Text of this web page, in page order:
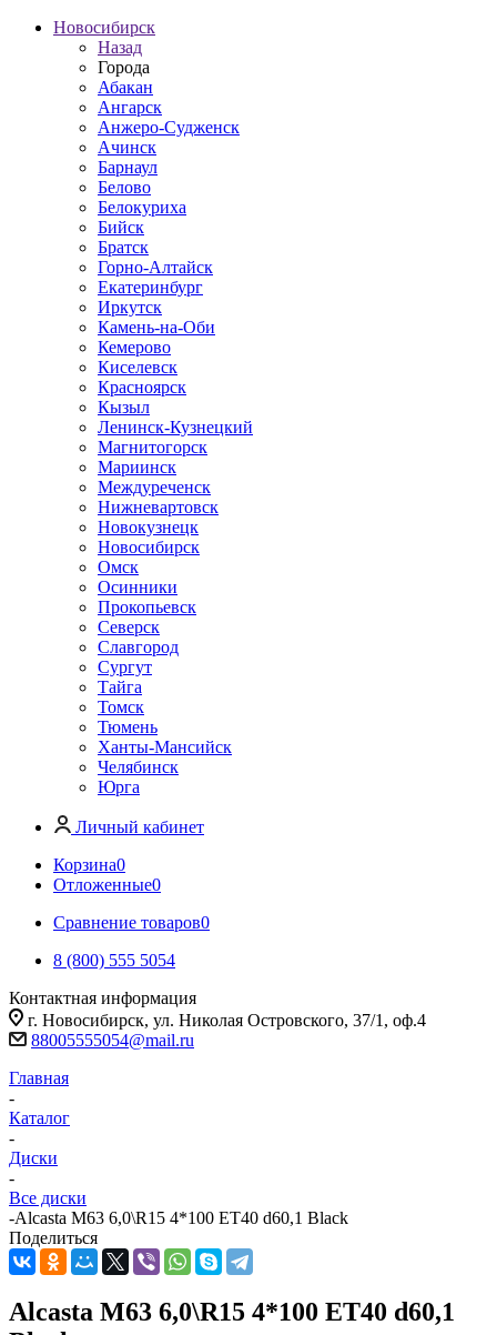
Новосибирск
Назад
Города
Абакан
Ангарск
Анжеро-Судженск
Ачинск
Барнаул
Белово
Белокуриха
Бийск
Братск
Горно-Алтайск
Екатеринбург
Иркутск
Камень-на-Оби
Кемерово
Киселевск
Красноярск
Кызыл
Ленинск-Кузнецкий
Магнитогорск
Мариинск
Междуреченск
Нижневартовск
Новокузнецк
Новосибирск
Омск
Осинники
Прокопьевск
Северск
Славгород
Сургут
Тайга
Томск
Тюмень
Ханты-Мансийск
Челябинск
Юрга
Личный кабинет
Корзина0
Отложенные0
Сравнение товаров0
8 (800) 555 5054
Контактная информация
г. Новосибирск, ул. Николая Островского, 37/1, оф.4
88005555054@mail.ru
Главная
-
Каталог
-
Диски
-
Все диски
-Alcasta M63 6,0\R15 4*100 ET40 d60,1 Black
Поделиться
Alcasta M63 6,0\R15 4*100 ET40 d60,1